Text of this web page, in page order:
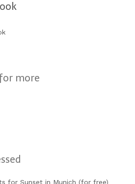
more
for Sunset in Munich (for free)